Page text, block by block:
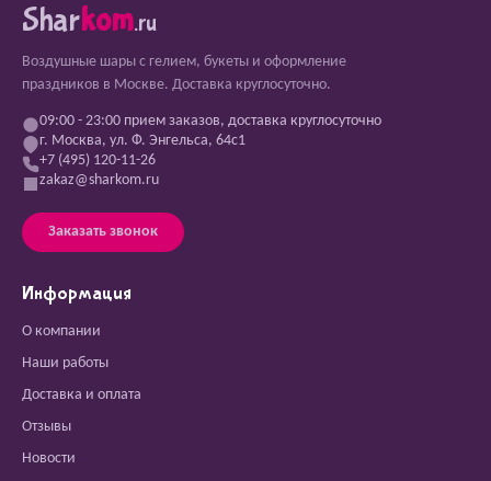
Sharkom.ru
Воздушные шары с гелием, букеты и оформление
праздников в Москве. Доставка круглосуточно.
09:00 - 23:00 прием заказов, доставка круглосуточно
г. Москва, ул. Ф. Энгельса, 64с1
+7 (495) 120-11-26
zakaz@sharkom.ru
Заказать звонок
Информация
О компании
Наши работы
Доставка и оплата
Отзывы
Новости